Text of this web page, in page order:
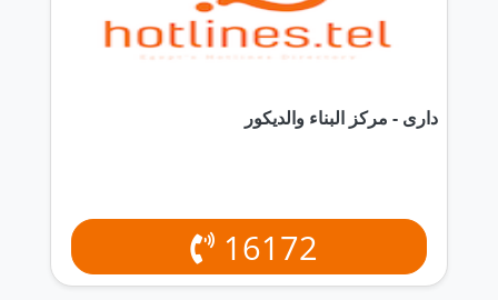
دارى - مركز البناء والديكور
16172